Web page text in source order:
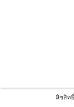
ลิขสิท